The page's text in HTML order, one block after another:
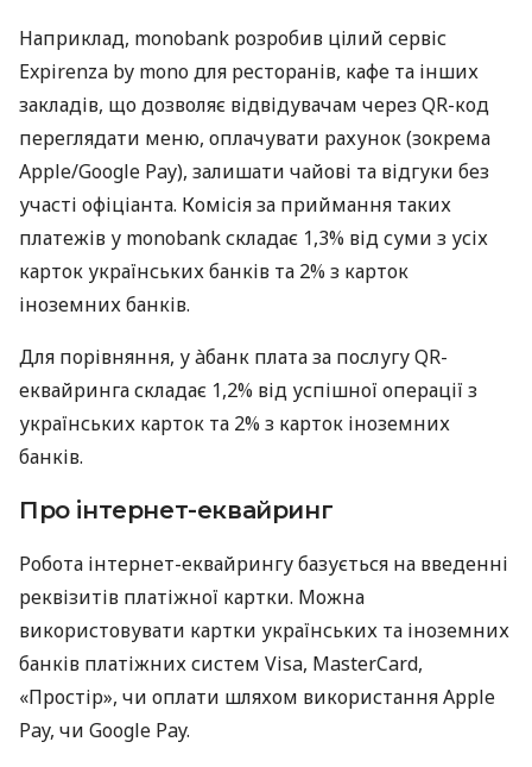
Наприклад, monobank розробив цілий сервіс
Expirenza by mono для ресторанів, кафе та інших
закладів, що дозволяє відвідувачам через QR-код
переглядати меню, оплачувати рахунок (зокрема
Apple/Google Pay), залишати чайові та відгуки без
участі офіціанта. Комісія за приймання таких
платежів у monobank складає 1,3% від суми з усіх
карток українських банків та 2% з карток
іноземних банків.
Для порівняння, у àбанк плата за послугу QR-
еквайринга складає 1,2% від успішної операції з
українських карток та 2% з карток іноземних
банків.
Про інтернет-еквайринг
Робота інтернет-еквайрингу базується на введенні
реквізитів платіжної картки. Можна
використовувати картки українських та іноземних
банків платіжних систем Visa, MasterCard,
«Простір», чи оплати шляхом використання Apple
Pay, чи Google Pay.